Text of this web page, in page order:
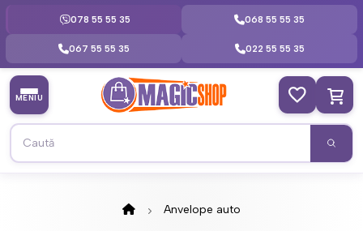
078 55 55 35 068 55 55 35
067 55 55 35 022 55 55 35
MENIU
Anvelope auto